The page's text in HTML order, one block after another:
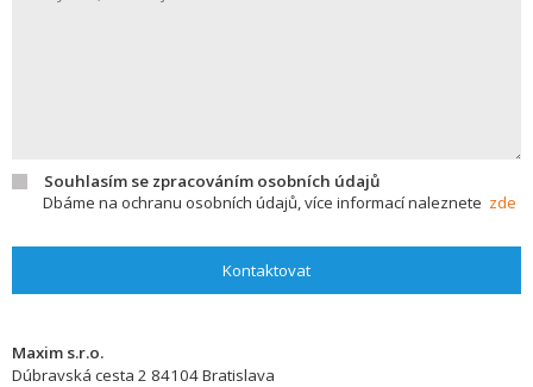
Souhlasím se zpracováním osobních údajů
Dbáme na ochranu osobních údajů, více informací naleznete zde
Kontaktovat
Maxim s.r.o.
Dúbravská cesta 2 84104Bratislava